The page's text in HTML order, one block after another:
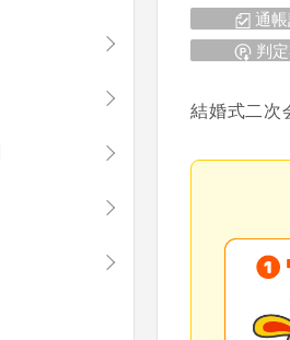
通
判
結婚式二次